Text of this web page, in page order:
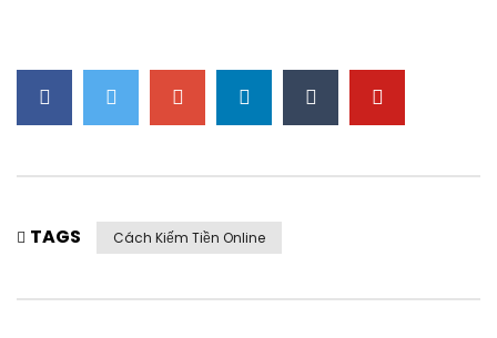
TAGS Cách Kiếm Tiền Online